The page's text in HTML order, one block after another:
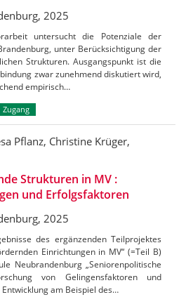
2025
untersucht die Potenziale der
unter Berücksichtigung der
Strukturen. Ausgangspunkt ist die
zwar zunehmend diskutiert wird,
empirisch…
Zugang
Pflanz, Christine Krüger,
Strukturen in MV :
und Erfolgsfaktoren
2025
des ergänzenden Teilprojektes
Einrichtungen in MV“ (=Teil B)
Neubrandenburg „Seniorenpolitische
von Gelingensfaktoren und
am Beispiel des…